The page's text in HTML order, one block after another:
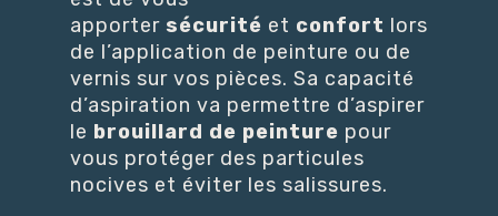
apporter sécurité et confort lors
de l’application de peinture ou de
vernis sur vos pièces. Sa capacité
d’aspiration va permettre d’aspirer
le brouillard de peinture pour
vous protéger des particules
nocives et éviter les salissures.